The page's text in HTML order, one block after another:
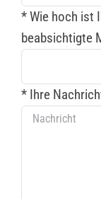
* Wie hoch ist
beabsichtigte
* Ihre